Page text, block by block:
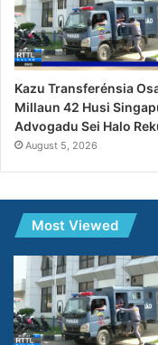
Kazu Transferénsia
Millaun 42 Husi
Advogadu Sei Halo
August 5, 2026
Most Viewed